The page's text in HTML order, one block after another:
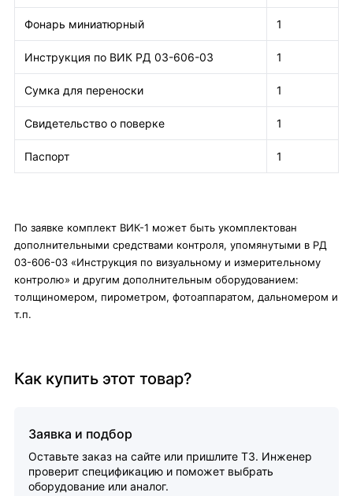
Фонарь миниатюрный 1
Инструкция по ВИК РД 03-606-03 1
Сумка для переноски 1
Свидетельство о поверке 1
Паспорт 1
По заявке комплект ВИК-1 может быть укомплектован
дополнительными средствами контроля, упомянутыми в РД
03-606-03 «Инструкция по визуальному и измерительному
контролю» и другим дополнительным оборудованием:
толщиномером, пирометром, фотоаппаратом, дальномером и
т.п.
Как купить этот товар?
Заявка и подбор
Оставьте заказ на сайте или пришлите ТЗ. Инженер
проверит спецификацию и поможет выбрать
оборудование или аналог.